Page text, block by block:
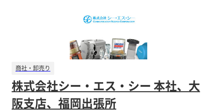
商社・卸売り
株式会社シー・エス・シー 本社、大
阪支店、福岡出張所